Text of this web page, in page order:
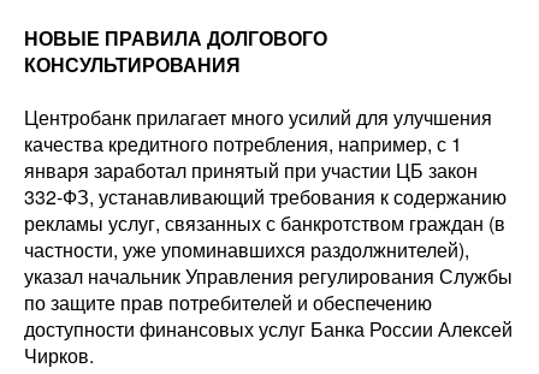
НОВЫЕ ПРАВИЛА ДОЛГОВОГО
КОНСУЛЬТИРОВАНИЯ
Центробанк прилагает много усилий для улучшения
качества кредитного потребления, например, с 1
января заработал принятый при участии ЦБ закон
332-ФЗ, устанавливающий требования к содержанию
рекламы услуг, связанных с банкротством граждан (в
частности, уже упоминавшихся раздолжнителей),
указал начальник Управления регулирования Службы
по защите прав потребителей и обеспечению
доступности финансовых услуг Банка России Алексей
Чирков.